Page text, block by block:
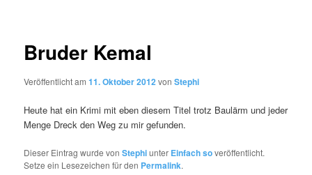
Bruder Kemal
Veröffentlicht am11. Oktober 2012vonStephi
Heute hat ein Krimi mit eben diesem Titel trotz Baulärm und jeder
Menge Dreck den Weg zu mir gefunden.
Dieser Eintrag wurde vonStephiunter Einfach soveröffentlicht.
Setze ein Lesezeichen für den Permalink.